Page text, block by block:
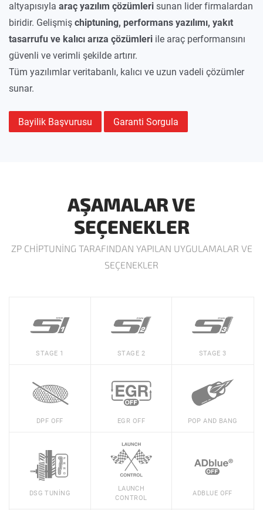
altyapısıyla araç yazılım çözümleri sunan lider firmalardan
biridir. Gelişmiş chiptuning, performans yazılımı, yakıt
tasarrufu ve kalıcı arıza çözümleri ile araç performansını
güvenli ve verimli şekilde artırır.
Tüm yazılımlar veritabanlı, kalıcı ve uzun vadeli çözümler
sunar.
Bayilik Başvurusu Garanti Sorgula
AŞAMALAR VE
SEÇENEKLER
ZP CHIPTUNING TARAFINDAN YAPILAN UYGULAMALAR VE
SEÇENEKLER
STAGE 1 STAGE 2 STAGE 3
DPF OFF EGR OFF POP AND BANG
DSG TUNING
LAUNCH
CONTROL
ADBLUE OFF